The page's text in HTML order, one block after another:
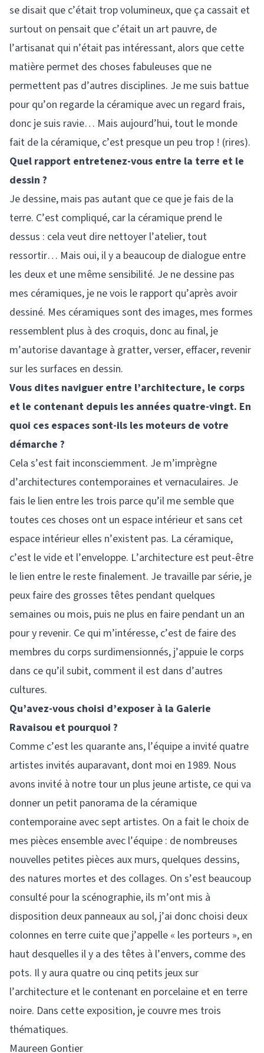
se disait que c’était trop volumineux, que ça cassait et
surtout on pensait que c’était un art pauvre, de
l’artisanat qui n’était pas intéressant, alors que cette
matière permet des choses fabuleuses que ne
permettent pas d’autres disciplines. Je me suis battue
pour qu’on regarde la céramique avec un regard frais,
donc je suis ravie… Mais aujourd’hui, tout le monde
fait de la céramique, c’est presque un peu trop ! (rires).
Quel rapport entretenez-vous entre la terre et le
dessin ?
Je dessine, mais pas autant que ce que je fais de la
terre. C’est compliqué, car la céramique prend le
dessus : cela veut dire nettoyer l’atelier, tout
ressortir… Mais oui, il y a beaucoup de dialogue entre
les deux et une même sensibilité. Je ne dessine pas
mes céramiques, je ne vois le rapport qu’après avoir
dessiné. Mes céramiques sont des images, mes formes
ressemblent plus à des croquis, donc au final, je
m’autorise davantage à gratter, verser, effacer, revenir
sur les surfaces en dessin.
Vous dites naviguer entre l’architecture, le corps
et le contenant depuis les années quatre-vingt. En
quoi ces espaces sont-ils les moteurs de votre
démarche ?
Cela s’est fait inconsciemment. Je m’imprègne
d’architectures contemporaines et vernaculaires. Je
fais le lien entre les trois parce qu’il me semble que
toutes ces choses ont un espace intérieur et sans cet
espace intérieur elles n’existent pas. La céramique,
c’est le vide et l’enveloppe. L’architecture est peut-être
le lien entre le reste finalement. Je travaille par série, je
peux faire des grosses têtes pendant quelques
semaines ou mois, puis ne plus en faire pendant un an
pour y revenir. Ce qui m’intéresse, c’est de faire des
membres du corps surdimensionnés, j’appuie le corps
dans ce qu’il subit, comment il est dans d’autres
cultures.
Qu’avez-vous choisi d’exposer à la Galerie
Ravaisou et pourquoi ?
Comme c’est les quarante ans, l’équipe a invité quatre
artistes invités auparavant, dont moi en 1989. Nous
avons invité à notre tour un plus jeune artiste, ce qui va
donner un petit panorama de la céramique
contemporaine avec sept artistes. On a fait le choix de
mes pièces ensemble avec l’équipe : de nombreuses
nouvelles petites pièces aux murs, quelques dessins,
des natures mortes et des collages. On s’est beaucoup
consulté pour la scénographie, ils m’ont mis à
disposition deux panneaux au sol, j’ai donc choisi deux
colonnes en terre cuite que j’appelle « les porteurs », en
haut desquelles il y a des têtes à l’envers, comme des
pots. Il y aura quatre ou cinq petits jeux sur
l’architecture et le contenant en porcelaine et en terre
noire. Dans cette exposition, je couvre mes trois
thématiques.
Maureen Gontier